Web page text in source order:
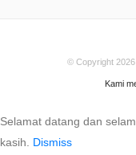
Kami
© Copyright 2026
Selamat datang dan
kasih. Dismiss